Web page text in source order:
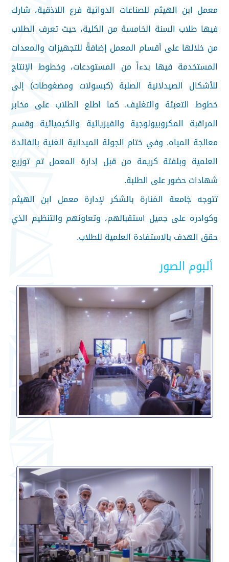
معمل ابن الهيثم للصناعات الدوائية فرع اللاذقية، شارك
فيها طلاب السنة الخامسة من الكلية، حيث تعرف الطلاب
من خلالها على أقسام المعمل إضافةً للتجهيزات والمعدات
المستخدمة فيها بدءاً من المستودعات، وخطوط الإنتاج
للأشكال الصيدلانية الصلبة (كبسولات ومضغوطات) إلى
خطوط التعبئة والتغليف. كما اطلع الطلاب على مخابر
المراقبة المكروبيولوجية والفيزيائية والكيميائية وقسم
معالجة المياه. وفي ختام الجولة الميدانية الغنية بالفائدة
العلمية وبلفتة كريمة من قبل إدارة المعمل تم توزيع
شهادات حضور على الطلبة.
تتوجه جَامعة المَنارة بالشكر لإدارة معمل ابن الهيثم
وكوادره على جميل استقبالهم، وتعاونهم والتنظيم الذي
حقق الهدف بالاستفادة العلمية للطلاب.
ألبوم الصور